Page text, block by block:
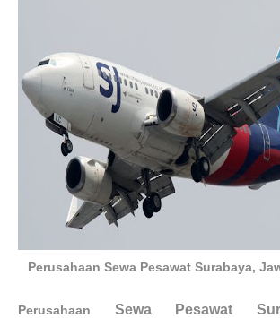
Perusahaan Sewa Pesawat Surabaya,
Perusahaan Sewa Pesawat